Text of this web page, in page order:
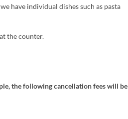
have individual dishes such as pasta
the counter.
the following cancellation fees will be